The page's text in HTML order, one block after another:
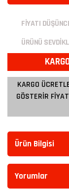
FİYATI
ÜRÜNÜ
KARGO
GÖSTERİR
Ürün Bilgisi
Yorumlar